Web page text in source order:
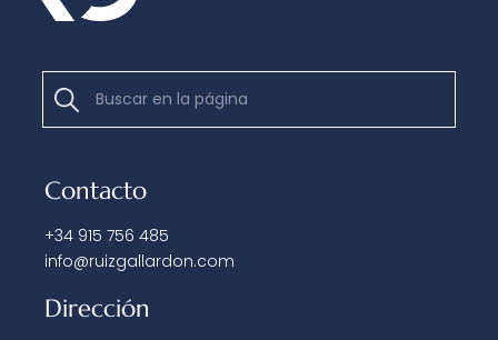
Contacto
+34 915 756 485
info@ruizgallardon.com
Dirección